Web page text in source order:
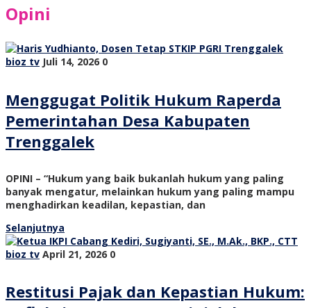
Opini
bioz tv Juli 14, 2026 0
Menggugat Politik Hukum Raperda
Pemerintahan Desa Kabupaten
Trenggalek
OPINI – “Hukum yang baik bukanlah hukum yang paling
banyak mengatur, melainkan hukum yang paling mampu
menghadirkan keadilan, kepastian, dan
Selanjutnya
bioz tv April 21, 2026 0
Restitusi Pajak dan Kepastian Hukum: